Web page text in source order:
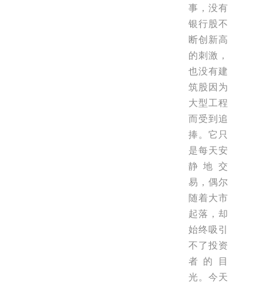
事，没有
银行股不
断创新高
的刺激，
也没有建
筑股因为
大型工程
而受到追
捧。它只
是每天安
静地交
易，偶尔
随着大市
起落，却
始终吸引
不了投资
者的目
光。今天